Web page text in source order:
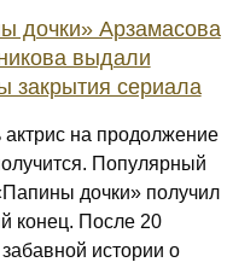
дочки» Арзамасова
выдали
закрытия сериала
актрис на продолжение
Популярный
дочки» получил
конец. После 20
истории о